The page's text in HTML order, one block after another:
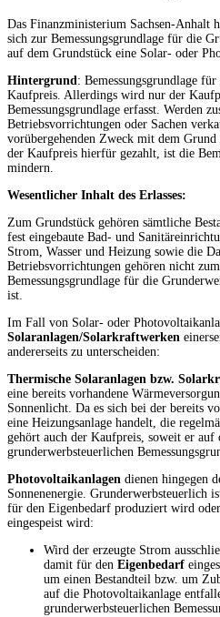
Das Finanzministerium Sachsen-Anhalt
sich zur Bemessungsgrundlage für die
auf dem Grundstück eine Solar- oder
Hintergrund: Bemessungsgrundlage
Kaufpreis. Allerdings wird nur der
Bemessungsgrundlage erfasst. Werden
Betriebsvorrichtungen oder Sachen
vorübergehenden Zweck mit dem
der Kaufpreis hierfür gezahlt, ist die
mindern.
Wesentlicher Inhalt des Erlasses:
Zum Grundstück gehören sämtliche
fest eingebaute Bad- und
Strom, Wasser und Heizung sowie die
Betriebsvorrichtungen gehören nicht
Bemessungsgrundlage für die
ist.
Im Fall von Solar- oder
Solaranlagen/Solarkraftwerken
andererseits zu unterscheiden:
Thermische Solaranlagen bzw.
eine bereits vorhandene
Sonnenlicht. Da es sich bei der bereits
eine Heizungsanlage handelt, die
gehört auch der Kaufpreis, soweit er
grunderwerbsteuerlichen
Photovoltaikanlagen dienen hingegen
Sonnenenergie. Grunderwerbsteuerlich
für den Eigenbedarf produziert wird
eingespeist wird:
Wird der erzeugte Strom
damit für den Eigenbedarf
um einen Bestandteil bzw. um
auf die Photovoltaikanlage
grunderwerbsteuerlichen